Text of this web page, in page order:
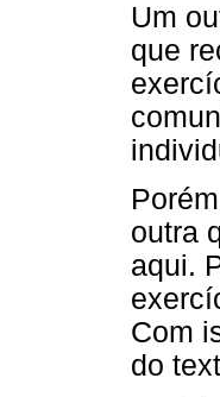
Um
que
outra
aqui.
Com
do